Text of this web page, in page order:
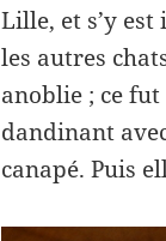
Lille, et s’y
les autres
anoblie ; ce
dandinant
canapé. Puis